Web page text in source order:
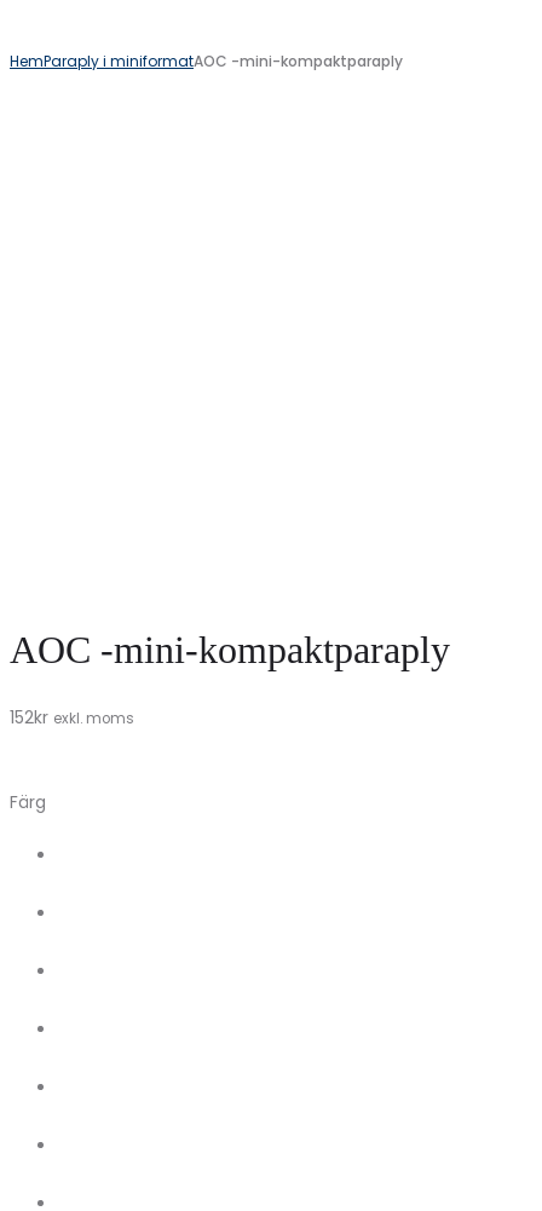
HemParaply i miniformatAOC -mini-kompaktparaply
AOC -mini-kompaktparaply
152kr exkl. moms
Färg